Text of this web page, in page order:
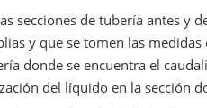
secciones de tubería antes y
y que se tomen las
donde se encuentra el
del líquido en la sección